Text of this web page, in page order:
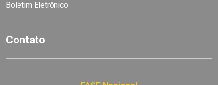
Boletim Eletrônico
Contato